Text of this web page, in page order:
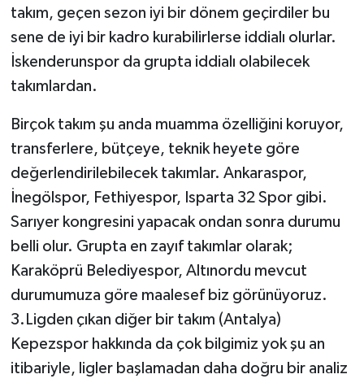
takım, geçen sezon iyi bir dönem geçirdiler bu
sene de iyi bir kadro kurabilirlerse iddialı olurlar.
İskenderunspor da grupta iddialı olabilecek
takımlardan.
Birçok takım şu anda muamma özelliğini koruyor,
transferlere, bütçeye, teknik heyete göre
değerlendirilebilecek takımlar. Ankaraspor,
İnegölspor, Fethiyespor, Isparta 32 Spor gibi.
Sarıyer kongresini yapacak ondan sonra durumu
belli olur. Grupta en zayıf takımlar olarak;
Karaköprü Belediyespor, Altınordu mevcut
durumumuza göre maalesef biz görünüyoruz.
3.Ligden çıkan diğer bir takım (Antalya)
Kepezspor hakkında da çok bilgimiz yok şu an
itibariyle, ligler başlamadan daha doğru bir analiz